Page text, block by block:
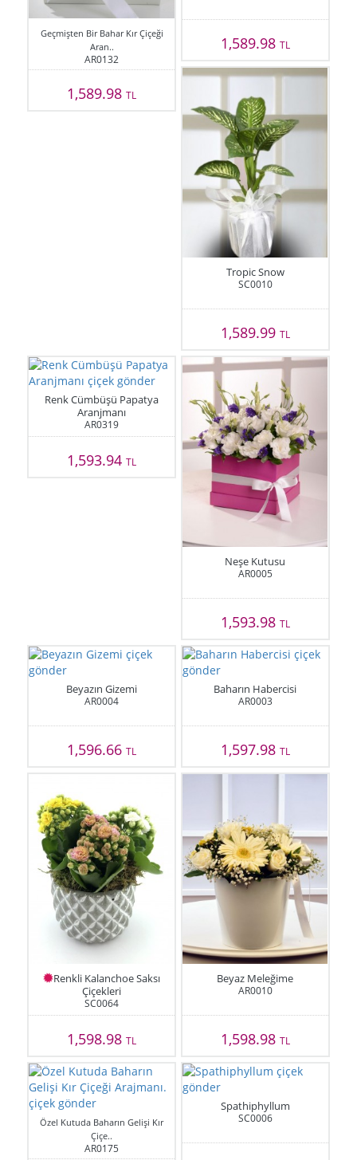
Geçmişten Bir Bahar Kır Çiçeği
Aran..
AR0132
1,589.98TL
1,589.98 TL
Tropic Snow
SC0010
1,589.99 TL
Renk Cümbüşü Papatya
Aranjmanı
AR0319
1,593.94TL
Neşe Kutusu
AR0005
1,593.98 TL
Beyazın Gizemi
AR0004
1,596.66TL
Baharın Habercisi
AR0003
1,597.98 TL
Renkli Kalanchoe Saksı
Çiçekleri
SC0064
1,598.98TL
Beyaz Meleğime
AR0010
1,598.98 TL
Özel Kutuda Baharın Gelişi Kır
Çiçe..
AR0175
Spathiphyllum
SC0006